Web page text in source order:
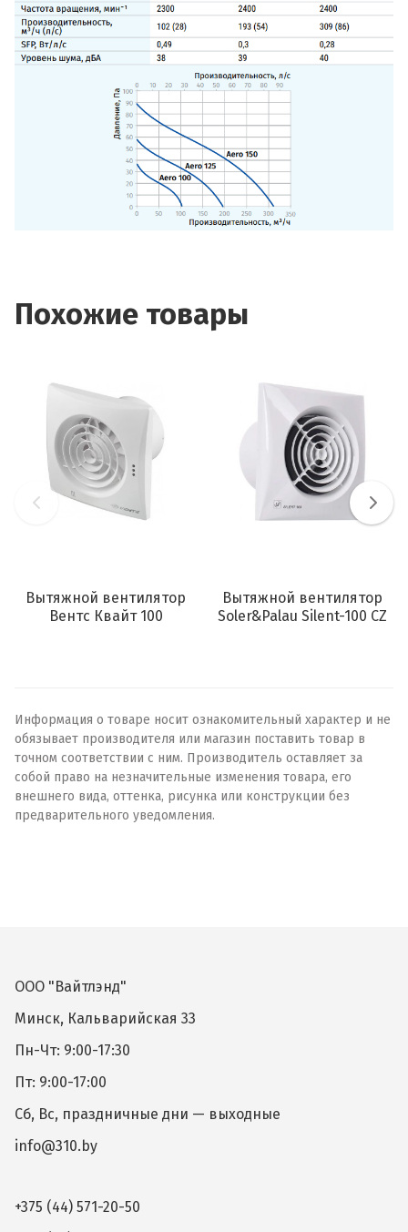
Похожие товары
Вытяжной вентилятор
Вентс Квайт 100
Вытяжной вентилятор
Soler&Palau Silent-100 CZ
Информация о товаре носит ознакомительный характер и не
обязывает производителя или магазин поставить товар в
точном соответствии с ним. Производитель оставляет за
собой право на незначительные изменения товара, его
внешнего вида, оттенка, рисунка или конструкции без
предварительного уведомления.
ООО "Вайтлэнд"
Минск, Кальварийская 33
Пн-Чт: 9:00-17:30
Пт: 9:00-17:00
Сб, Вс, праздничные дни — выходные
info@310.by
+375 (44) 571-20-50